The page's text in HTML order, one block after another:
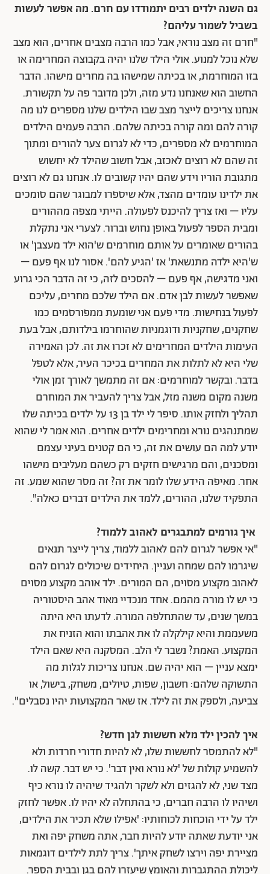
גם השנה ילדים רבים יתמודדו עם חרם. מה אפשר לעשות
בשביל לשמור עליהם?
"חרם זה מצב נוראי, אבל כמו הרבה מצבים אחרים, הוא מצב
שלא נוכל למנוע. אולי הילד שלנו יהיה בקבוצה המחרימה או
בזו המוחרמת, או בכיתה שמישהו בה מחרים מישהו. הדבר
החשוב הוא שאנחנו נדע מזה, ולכן מדובר פה על תקשורת.
אנחנו צריכים לייצר מצב שבו הילדים שלנו מספרים לנו מה
קורה להם ומה קורה בכיתה שלהם. הרבה פעמים הילדים
המוחרמים לא מספרים, כדי לא לגרום צער להורים ומתוך
זה שהם לא רוצים לאכזב, אבל חשוב שהילד לא יחשוש
מתגובת הוריו וידע שהם יהיו קשובים לו. אנחנו גם לא רוצים
את ילדינו עומדים מהצד, אלא שיספרו למבוגר שהם סומכים
עליו – ואז צריך להיכנס לפעולה. הייתי מצפה מההורים
ומבית הספר לפעול באופן נחוש וברור. לצערי אני נתקלת
בהורים שאומרים על אותם מוחרמים ש'הוא ילד מעצבן' או
ש'היא ילדה מתנשאת' אז 'הגיע להם'. אסור לנו אף פעם –
ואני מדגישה, אף פעם – להסכים לזה, כי זה הדבר הכי גרוע
שאפשר לעשות לבן אדם. אם הילד שלכם מחרים, עליכם
לפעול בנחישות. מדי פעם אני שומעת ממפורסמים כמו
שחקנים, שחקניות ודוגמניות שהוחרמו בילדותם, אבל בעת
העימות הילדים המחרימים לא זכרו את זה. לכן האמירה
שלי היא לא לתלות את המחרים בכיכר העיר, אלא לטפל
בדבר. ובקשר למוחרמים: אם זה מתמשך לאורך זמן אולי
משנה מקום משנה מזל, אבל צריך להעביר את המוחרם
תהליך ולחזק אותו. סיפר לי ילד בן 13 על ילדים בכיתה שלו
שמתנהגים נורא ומחרימים ילדים אחרים. הוא אמר לי שהוא
יודע למה הם עושים את זה, כי הם קטנים בעיני עצמם
ומסכנים, והם מרגישים חזקים רק כשהם מעליבים מישהו
אחר. מאיפה הידע שלו לומר את זה? זה מסר שהוא שמע. זה
התפקיד שלנו, ההורים, ללמד את הילדים דברים כאלה".
איך גורמים למתבגרים לאהוב ללמוד?
"אי אפשר לגרום להם לאהוב ללמוד, צריך לייצר תנאים
שיגרמו להם שמחה ועניין. היחידים שיכולים לגרום להם
לאהוב מקצוע מסוים, הם המורים. ילד אוהב מקצוע מסוים
כי יש לו מורה מהמם. אחד מנכדיי מאוד אהב היסטוריה
במשך שנים, עד שהתחלפה המורה. לדעתו היא היתה
משעממת והיא קילקלה לו את אהבתו והוא הזניח את
המקצוע. האמת? נשבר לי הלב. המסקנה היא שאם הילד
ימצא עניין – הוא יהיה שם. אנחנו צריכות לגלות מה
התשוקה שלהם: חשבון, שפות, טיולים, משחק, בישול, או
צביעה, ולספק את זה לילד. אז שאר המקצועות יהיו נסבלים".
איך להכין ילד מלא חששות לגן חדש?
"לא להתמסר לחששות שלו, לא להיות חדורי חרדות ולא
להשמיע קולות של 'לא נורא ואין דבר'. כי יש דבר. קשה לו.
מצד שני, לא להגזים ולא לשקר ולהגיד שיהיה לו נורא כיף
ושיהיו לו הרבה חברים, כי בהתחלה לא יהיו לו. אפשר לחזק
ילד על ידי הוכחות לכוחותיו: 'אפילו שלא תכיר את הילדים,
אני יודעת שאתה יודע להיות חבר, אתה משחק יפה ואת
מציירת יפה וירצו לשחק איתך'. צריך לתת לילדים דוגמאות
ליכולת ההתגברות והאומץ שיעזרו להם בגן ובבית הספר.